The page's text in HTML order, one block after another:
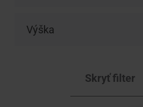
Výška
Skryť filter